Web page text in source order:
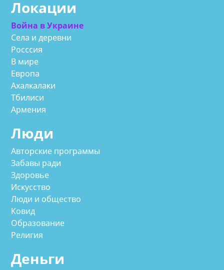
Локации
Война в Украине
Села и деревни
Росссия
В мире
Европа
Ахалкалаки
Тбилиси
Армения
Люди
Авторские программы
Забавы ради
Здоровье
Искусство
Люди и общество
Ковид
Образование
Религия
Деньги